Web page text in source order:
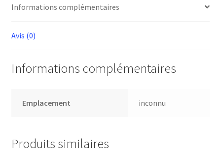
Informations complémentaires
Avis (0)
Informations complémentaires
Emplacement inconnu
Produits similaires